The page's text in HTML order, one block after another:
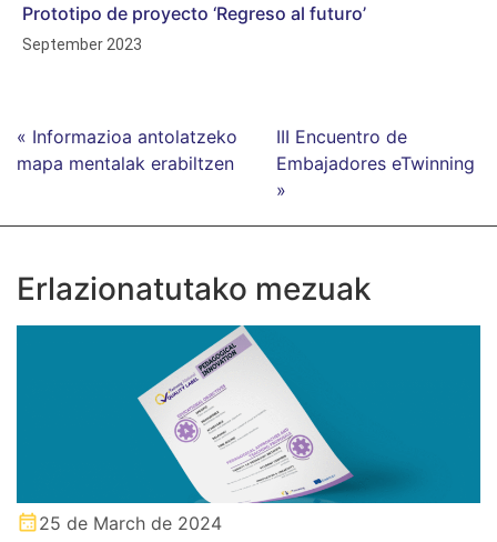
Prototipo de proyecto ‘Regreso al futuro’
September 2023
« Informazioa antolatzeko
mapa mentalak erabiltzen
III Encuentro de
Embajadores eTwinning
»
Erlazionatutako mezuak
25 de March de 2024